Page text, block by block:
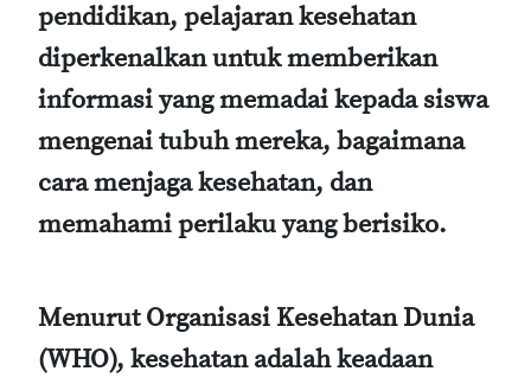
pendidikan, pelajaran kesehatan
diperkenalkan untuk memberikan
informasi yang memadai kepada siswa
mengenai tubuh mereka, bagaimana
cara menjaga kesehatan, dan
memahami perilaku yang berisiko.
Menurut Organisasi Kesehatan Dunia
(WHO), kesehatan adalah keadaan